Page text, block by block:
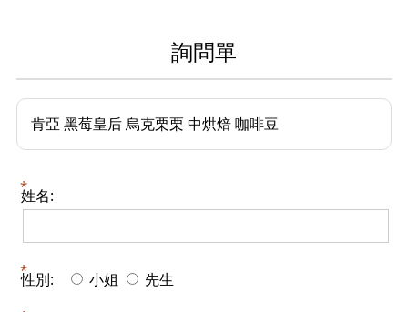
詢問單
肯亞 黑莓皇后 烏克栗栗 中烘焙 咖啡豆
姓名:
性別: 小姐 先生